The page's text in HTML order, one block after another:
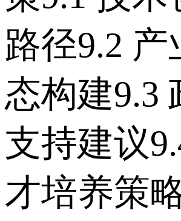
路径 9.2
态构建 9.3
支持建议
才培养策